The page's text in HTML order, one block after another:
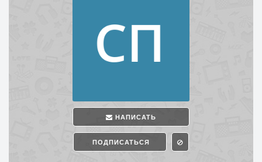
НАПИСАТЬ
ПОДПИСАТЬСЯ